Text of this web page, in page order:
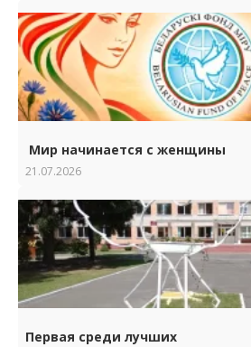
Мир начинается с женщины
21.07.2026
Первая среди лучших